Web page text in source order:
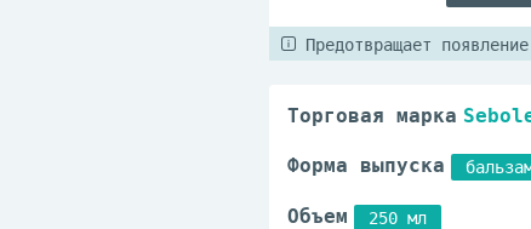
Предотвращает
Торговая марка
Форма выпуска
Объем 250 мл